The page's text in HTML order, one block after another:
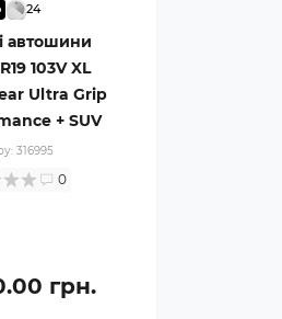
24
автошини
103V XL
Ultra Grip
+ SUV
316995
0
грн.